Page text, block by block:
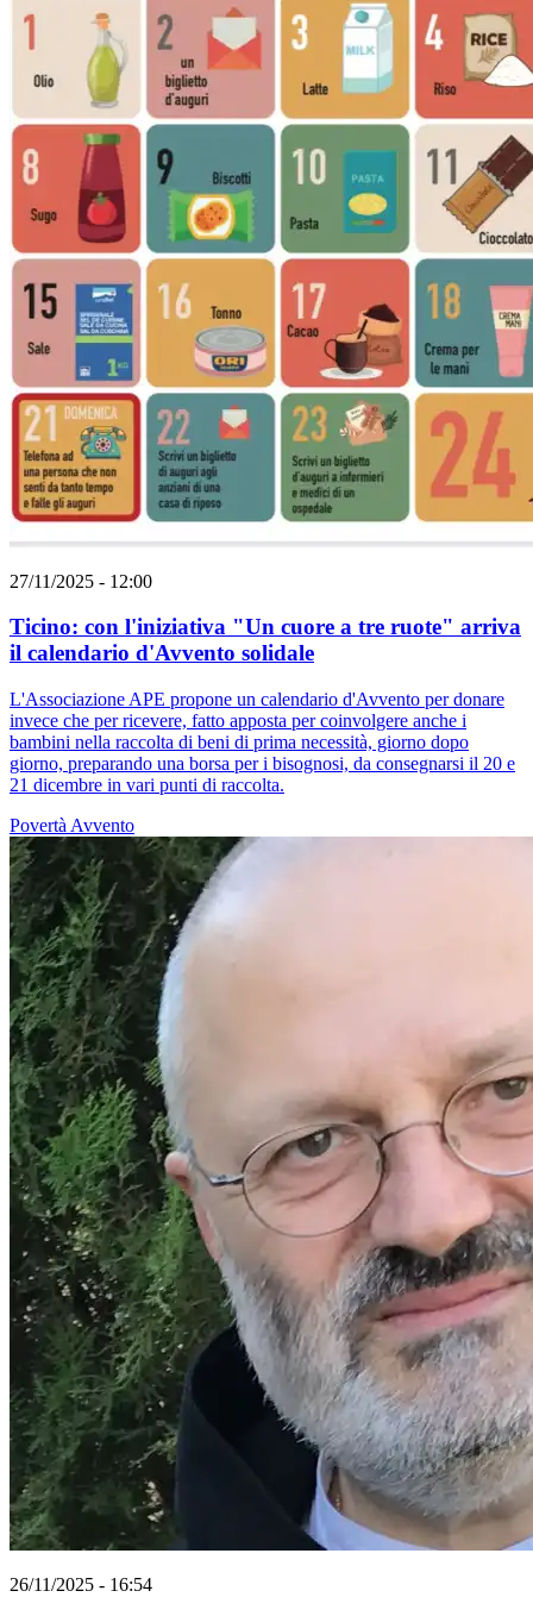
27/11/2025 - 12:00
Ticino: con l'iniziativa "Un cuore a tre ruote" arriva
il calendario d'Avvento solidale
L'Associazione APE propone un calendario d'Avvento per donare
invece che per ricevere, fatto apposta per coinvolgere anche i
bambini nella raccolta di beni di prima necessità, giorno dopo
giorno, preparando una borsa per i bisognosi, da consegnarsi il 20 e
21 dicembre in vari punti di raccolta.
Povertà Avvento
26/11/2025 - 16:54